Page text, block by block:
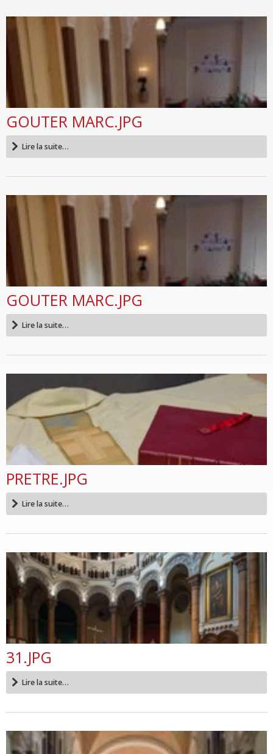
GOUTER MARC.JPG
Lire la suite…
GOUTER MARC.JPG
Lire la suite…
PRETRE.JPG
Lire la suite…
31.JPG
Lire la suite…